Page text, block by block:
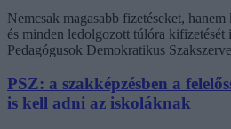
Nemcsak magasabb fizetéseket,
és minden ledolgozott túlóra kifizetését
Pedagógusok Demokratikus
PSZ: a szakképzésben a
is kell adni az iskoláknak